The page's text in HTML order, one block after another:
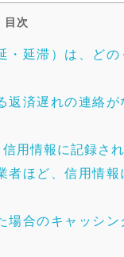
目次
・延滞）は、どの
済遅れの連絡が
用情報に記録さ
者ほど、信用情
場合のキャッシン